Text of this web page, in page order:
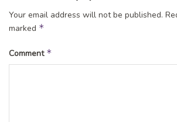
Tags: jawa timur Kegiatan Pelatihan
upk dapm ngawi
Your email address will not be published.
marked *
Comment *